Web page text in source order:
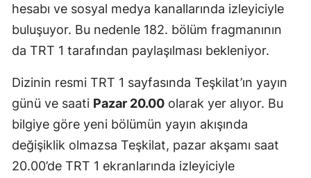
hesabı ve sosyal medya kanallarında izleyiciyle
buluşuyor. Bu nedenle 182. bölüm fragmanının
da TRT 1 tarafından paylaşılması bekleniyor.
Dizinin resmi TRT 1 sayfasında Teşkilat’ın yayın
günü ve saati Pazar 20.00 olarak yer alıyor. Bu
bilgiye göre yeni bölümün yayın akışında
değişiklik olmazsa Teşkilat, pazar akşamı saat
20.00’de TRT 1 ekranlarında izleyiciyle